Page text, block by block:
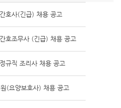
호사(긴급) 채용 공고
호조무사 (긴급) 채용 공고
규직 조리사 채용 공고
(요양보호사) 채용 공고